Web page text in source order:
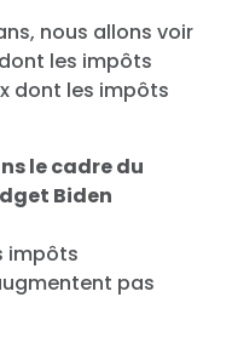
nous allons voir
les impôts
dont les impôts
le cadre du
Biden
impôts
pas